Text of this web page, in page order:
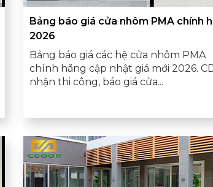
Bảng báo giá cửa nhôm PMA chính
2026
Bảng báo giá các hệ cửa nhôm PMA
chính hãng cập nhật giá mới 2026.
nhận thi công, báo giá cửa...